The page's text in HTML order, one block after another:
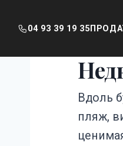
04 93 39 19 35
Вдоль
пляж,